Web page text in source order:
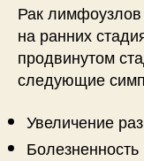
Рак лимфоузлов
на ранних
продвинутом
следующие
Увеличение